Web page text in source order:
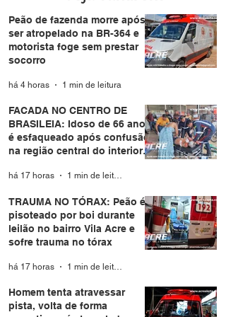
Peão de fazenda morre após
ser atropelado na BR-364 e
motorista foge sem prestar
socorro
há 4 horas 1 min de leitura
FACADA NO CENTRO DE
BRASILEIA: Idoso de 66 anos
é esfaqueado após confusão
na região central do interior
há 17 horas 1 min de leitura
TRAUMA NO TÓRAX: Peão é
pisoteado por boi durante
leilão no bairro Vila Acre e
sofre trauma no tórax
há 17 horas
Homem tenta atravessar
pista, volta de forma